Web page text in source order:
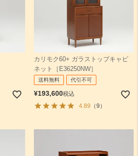
カリモク60+ ガラストップキャビ
ネット［E36250NW］
送料無料 代引不可
¥193,600税込
4.89 （9）